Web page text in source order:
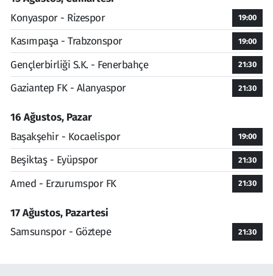
Konyaspor - Rizespor
19:00
Kasımpaşa - Trabzonspor 19:00
Gençlerbirliği S.K. - Fenerbahçe 21:30
Gaziantep FK - Alanyaspor 21:30
16 Ağustos, Pazar
Başakşehir - Kocaelispor
19:00
Beşiktaş - Eyüpspor 21:30
Amed - Erzurumspor FK 21:30
17 Ağustos, Pazartesi
Samsunspor - Göztepe
21:30